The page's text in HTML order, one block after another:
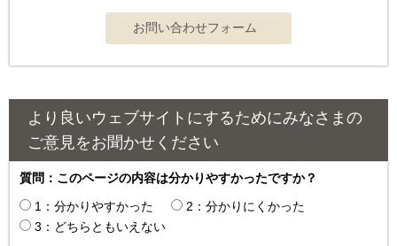
より良いウェブサイトにするためにみなさまの
ご意見をお聞かせください
質問：このページの内容は分かりやすかったですか？
1：分かりやすかった
2：分かりにくかった
3：どちらともいえない